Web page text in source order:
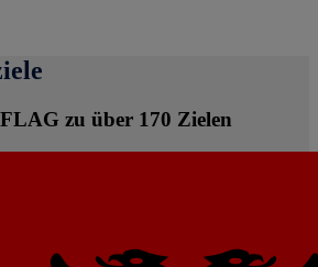
zu über 170 Zielen